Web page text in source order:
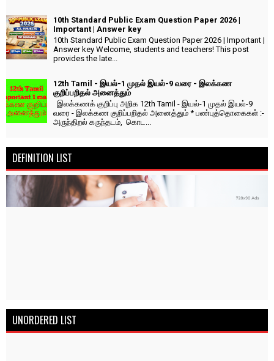
10th Standard Public Exam Question Paper 2026 |
Important | Answer key
10th Standard Public Exam Question Paper 2026 | Important |
Answer key Welcome, students and teachers! This post
provides the late...
12th Tamil - இயல்-1 முதல் இயல்-9 வரை - இலக்கண
குறிப்பறிதல் அனைத்தும்
இலக்கணக் குறிப்பு அறிக 12th Tamil - இயல்-1 முதல் இயல்-9
வரை - இலக்கண குறிப்பறிதல் அனைத்தும் * பண்புத்தொகைகள் :-
அருந்திறல் கருந்தடம், கொட...
DEFINITION LIST
UNORDERED LIST